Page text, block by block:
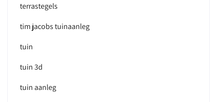
terrastegels
tim jacobs tuinaanleg
tuin
tuin 3d
tuin aanleg